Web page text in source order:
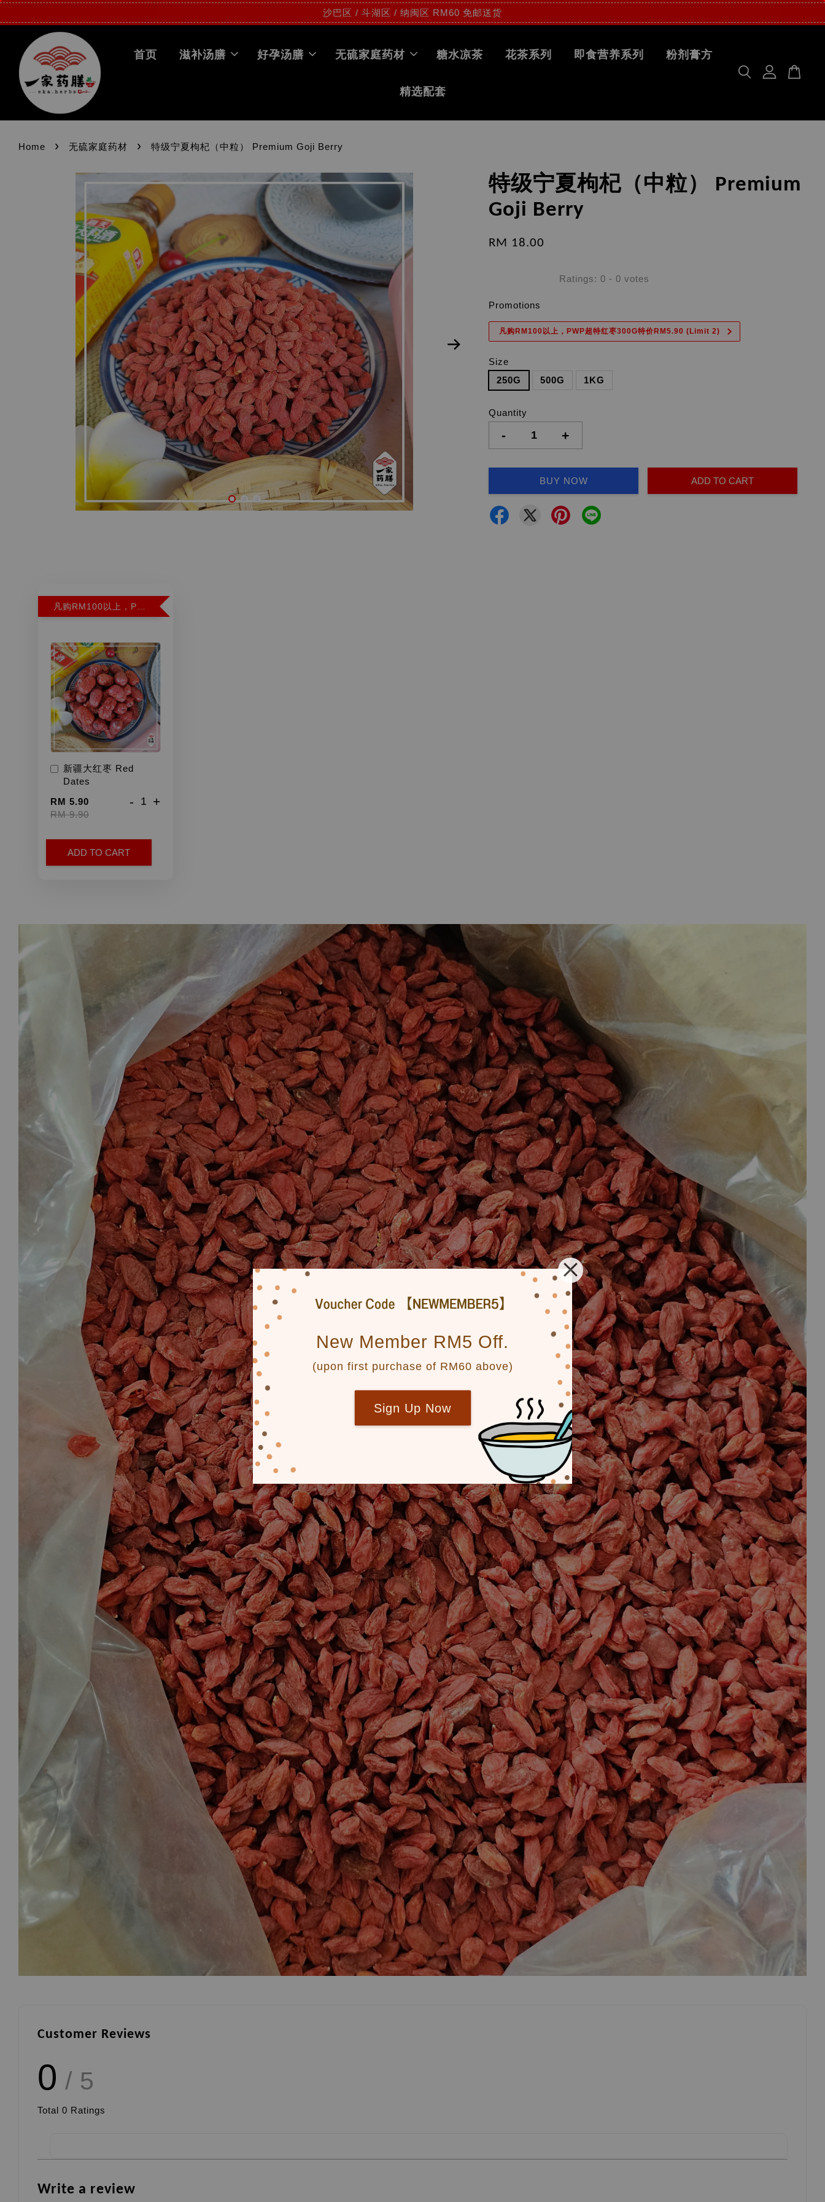
沙巴区 / 斗湖区 / 纳闽区 RM60 免邮送货
New Member RM5 Off.
(upon first purchase of RM60 above)
Sign Up Now
首页 滋补汤膳 好孕汤膳 无硫家庭药材 糖水凉茶 花茶系列 即食营养系列 粉剂膏方
精选配套
Home › 无硫家庭药材 › 特级宁夏枸杞（中粒） Premium Goji Berry
特级宁夏枸杞（中粒） Premium
Goji Berry
RM 18.00
Ratings:0 -0 votes
Promotions
凡购RM100以上，PWP超特红枣300G特价RM5.90 (Limit 2)
Size
250G
500G 1KG
Quantity
- +
BUY NOW ADD TO CART
新疆大红枣 Red
Dates
RM 5.90
RM 9.90
- +
ADD TO CART
Customer Reviews
0 / 5
Total 0 Ratings
Write a review